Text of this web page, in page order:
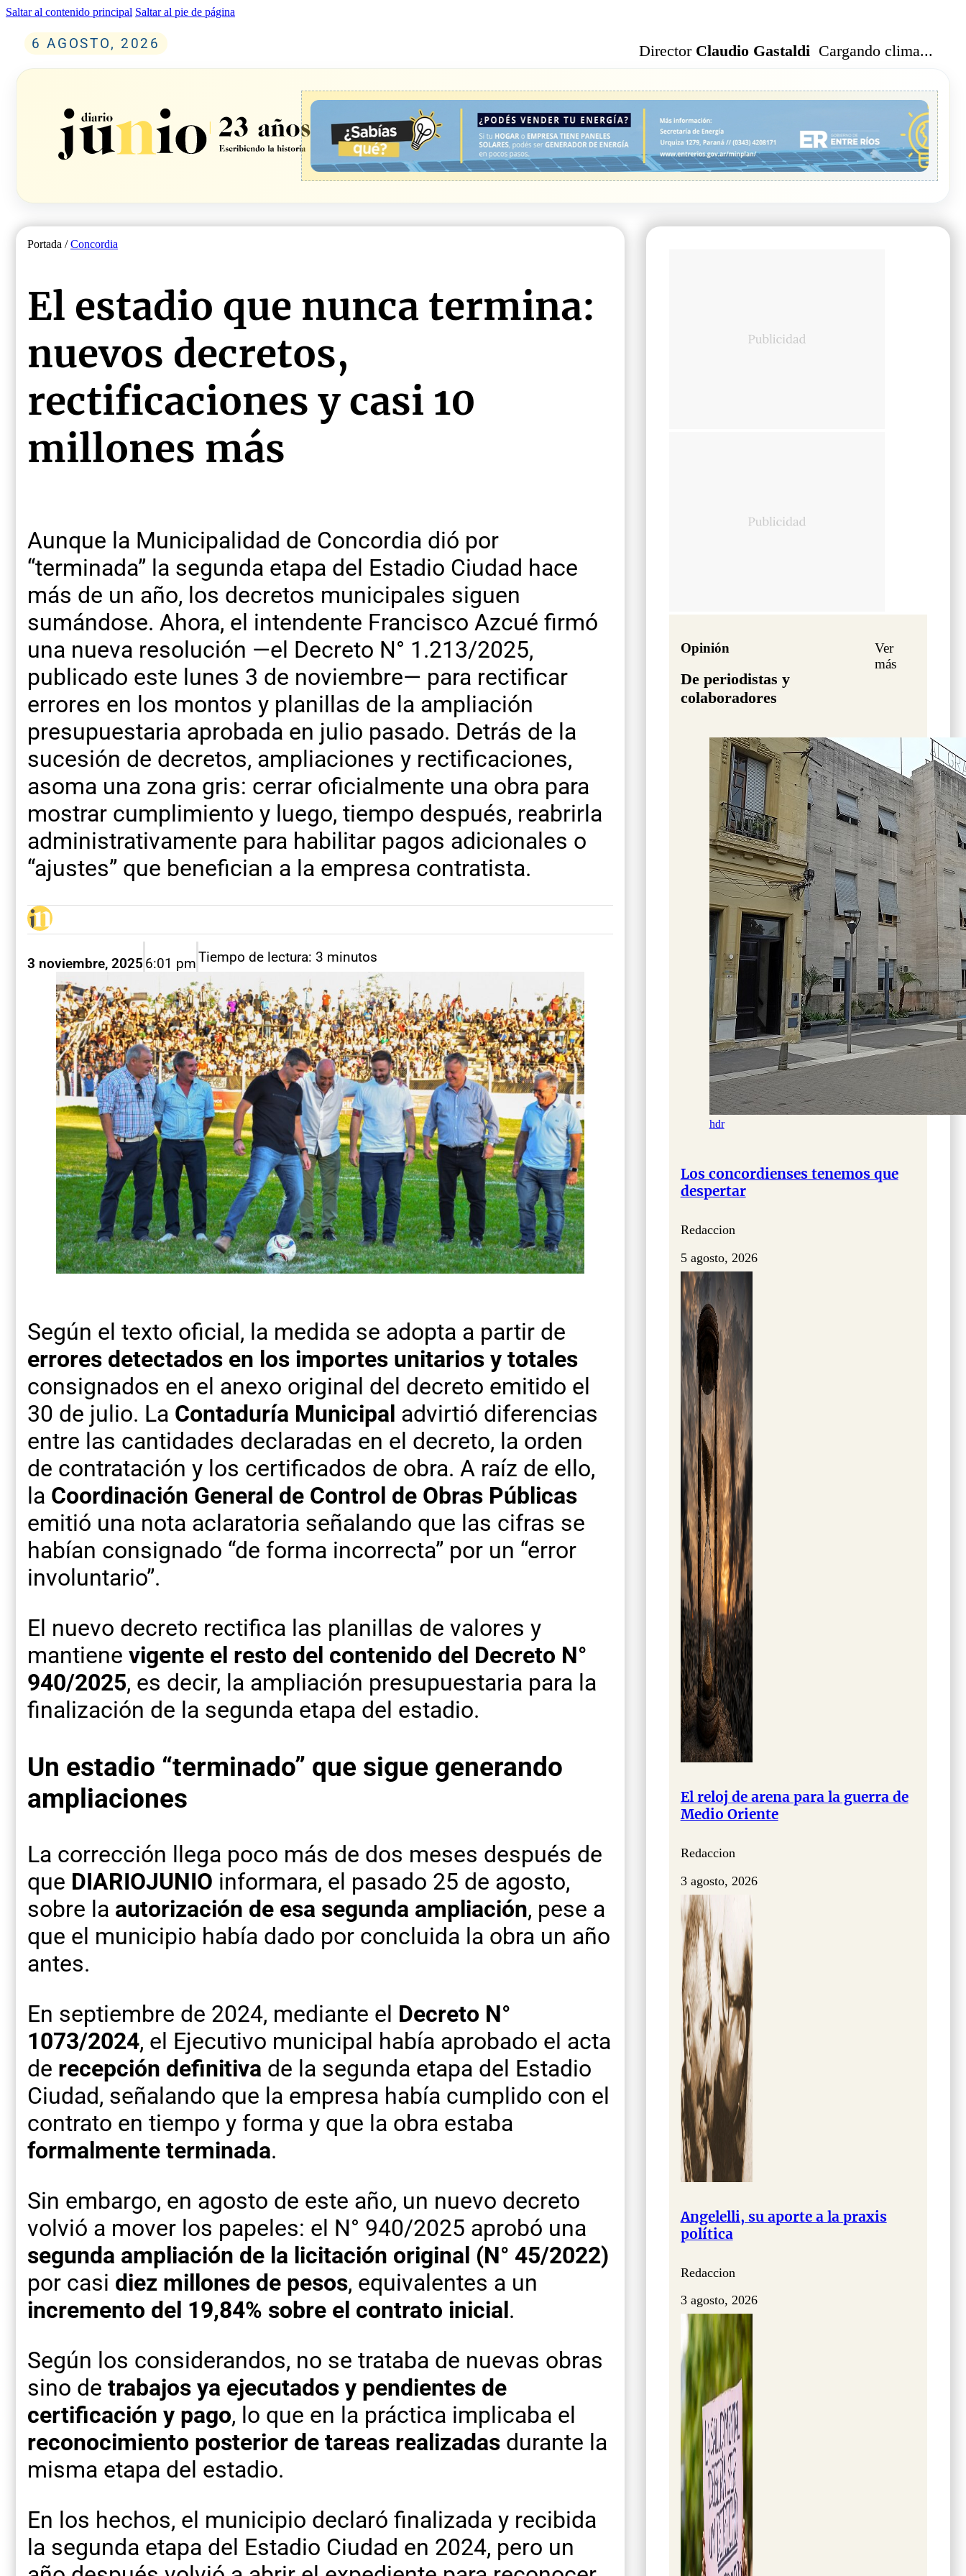
Saltar al contenido principal Saltar al pie de página
6 AGOSTO, 2026 Director Claudio Gastaldi Cargando clima...
Portada /Concordia
El estadio que nunca termina:
nuevos decretos,
rectificaciones y casi 10
millones más
Aunque la Municipalidad de Concordia dió por
“terminada” la segunda etapa del Estadio Ciudad hace
más de un año, los decretos municipales siguen
sumándose. Ahora, el intendente Francisco Azcué firmó
una nueva resolución —el Decreto N° 1.213/2025,
publicado este lunes 3 de noviembre— para rectificar
errores en los montos y planillas de la ampliación
presupuestaria aprobada en julio pasado. Detrás de la
sucesión de decretos, ampliaciones y rectificaciones,
asoma una zona gris: cerrar oficialmente una obra para
mostrar cumplimiento y luego, tiempo después, reabrirla
administrativamente para habilitar pagos adicionales o
“ajustes” que benefician a la empresa contratista.
3 noviembre, 2025 6:01 pmTiempo de lectura: 3 minutos
Según el texto oficial, la medida se adopta a partir de
errores detectados en los importes unitarios y totales
consignados en el anexo original del decreto emitido el
30 de julio. La Contaduría Municipal advirtió diferencias
entre las cantidades declaradas en el decreto, la orden
de contratación y los certificados de obra. A raíz de ello,
la Coordinación General de Control de Obras Públicas
emitió una nota aclaratoria señalando que las cifras se
habían consignado “de forma incorrecta” por un “error
involuntario”.
El nuevo decreto rectifica las planillas de valores y
mantiene vigente el resto del contenido del Decreto N°
940/2025, es decir, la ampliación presupuestaria para la
finalización de la segunda etapa del estadio.
Un estadio “terminado” que sigue generando
ampliaciones
La corrección llega poco más de dos meses después de
que DIARIOJUNIO informara, el pasado 25 de agosto,
sobre la autorización de esa segunda ampliación, pese a
que el municipio había dado por concluida la obra un año
antes.
En septiembre de 2024, mediante el Decreto N°
1073/2024, el Ejecutivo municipal había aprobado el acta
de recepción definitiva de la segunda etapa del Estadio
Ciudad, señalando que la empresa había cumplido con el
contrato en tiempo y forma y que la obra estaba
formalmente terminada.
Sin embargo, en agosto de este año, un nuevo decreto
volvió a mover los papeles: el N° 940/2025 aprobó una
segunda ampliación de la licitación original (N° 45/2022)
por casi diez millones de pesos, equivalentes a un
incremento del 19,84% sobre el contrato inicial.
Según los considerandos, no se trataba de nuevas obras
sino de trabajos ya ejecutados y pendientes de
certificación y pago, lo que en la práctica implicaba el
reconocimiento posterior de tareas realizadas durante la
misma etapa del estadio.
En los hechos, el municipio declaró finalizada y recibida
la segunda etapa del Estadio Ciudad en 2024, pero un
Opinión
De periodistas y
colaboradores
Ver
más
hdr
Los concordienses tenemos que
despertar
Redaccion
5 agosto, 2026
El reloj de arena para la guerra de
Medio Oriente
Redaccion
3 agosto, 2026
Angelelli, su aporte a la praxis
política
Redaccion
3 agosto, 2026